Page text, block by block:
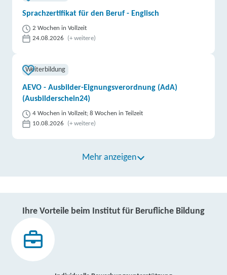
Sprachzertifikat für den Beruf - Englisch
2 Wochen in Vollzeit
24.08.2026
(+ weitere)
Weiterbildung
AEVO - Ausbilder-Eignungsverordnung (AdA)
(Ausbilderschein24)
4 Wochen in Vollzeit; 8 Wochen in Teilzeit
10.08.2026
(+ weitere)
Mehr anzeigen
Ihre Vorteile beim Institut für Berufliche Bildung